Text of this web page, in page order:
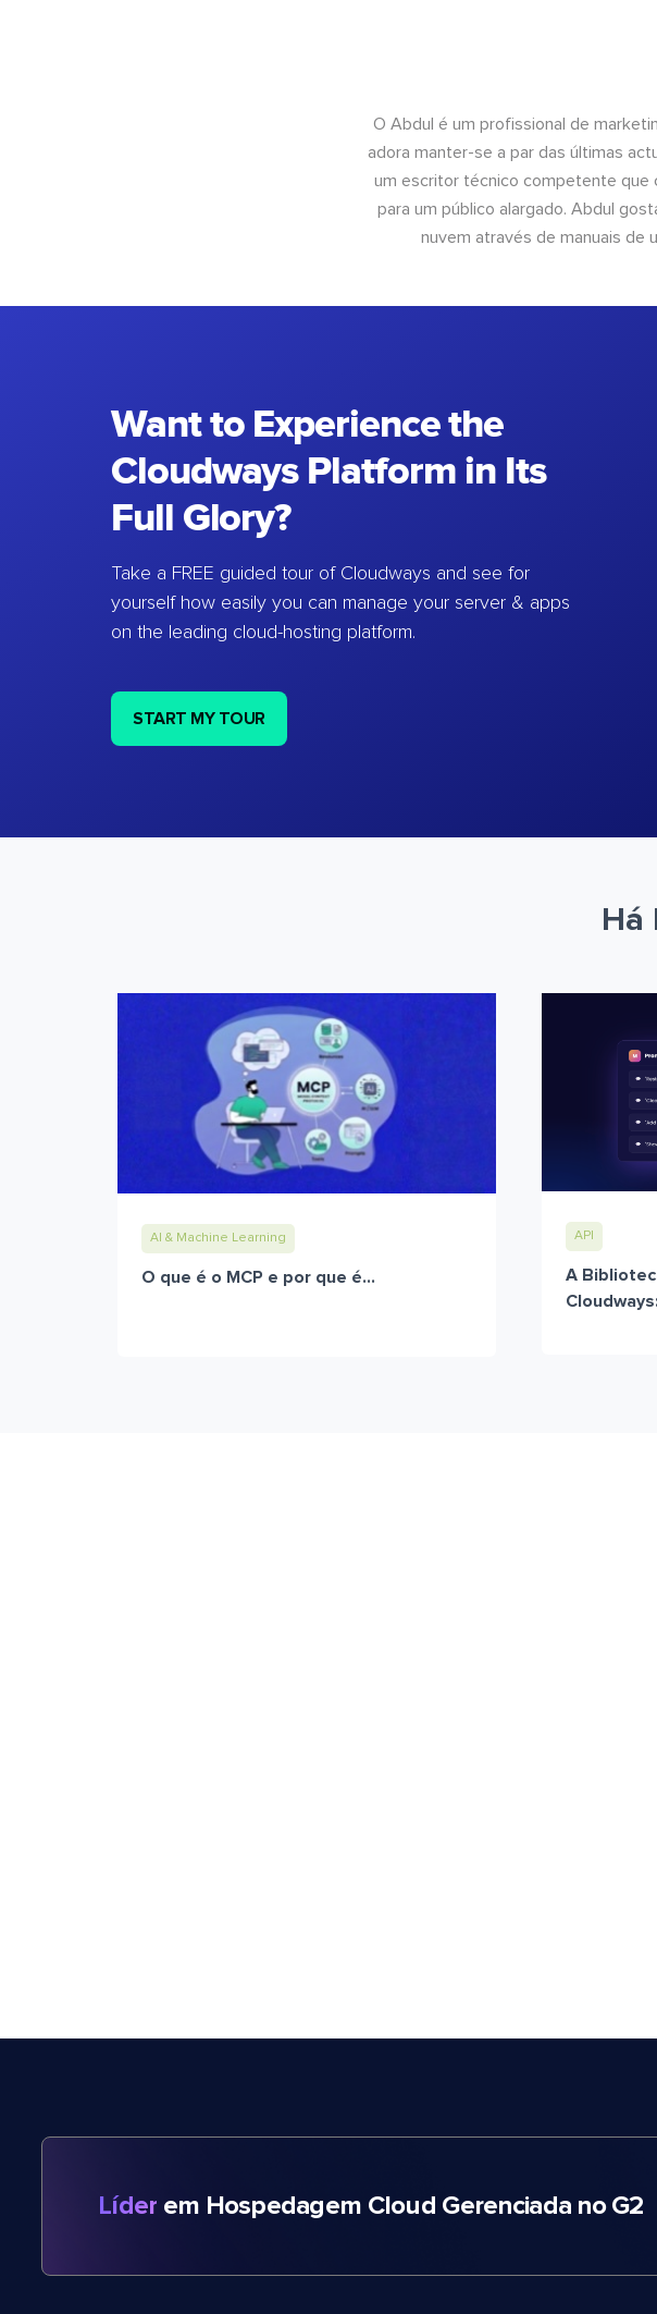
O Abdul é um profissional de
adora manter-se a par das últimas
um escritor técnico competente que
para um público alargado. Abdul
nuvem através de manuais de
Want to Experience the
Cloudways Platform in Its
Full Glory?
Take a FREE guided tour of Cloudways and see for
yourself how easily you can manage your server & apps
on the leading cloud-hosting platform.
START MY TOUR
Há
AI & Machine Learning
O que é o MCP e por que é...
API
A
Líder em Hospedagem Cloud Gerenciada no G2